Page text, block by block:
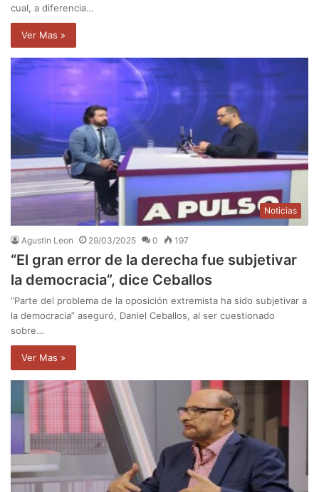
cual, a diferencia…
Ver Mas »
Noticias
Agustin Leon 29/03/2025 0 197
“El gran error de la derecha fue subjetivar
la democracia”, dice Ceballos
“Parte del problema de la oposición extremista ha sido subjetivar a
la democracia” aseguró, Daniel Ceballos, al ser cuestionado
sobre…
Ver Mas »